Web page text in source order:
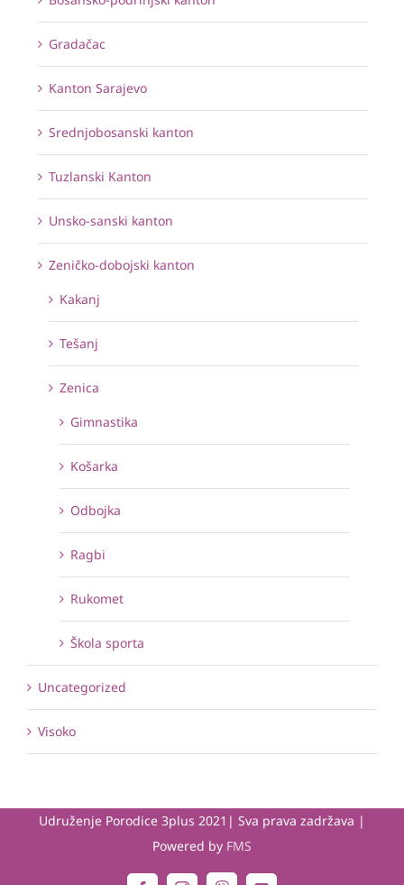
Gradačac
Kanton Sarajevo
Srednjobosanski kanton
Tuzlanski Kanton
Unsko-sanski kanton
Zeničko-dobojski kanton
Kakanj
Tešanj
Zenica
Gimnastika
Košarka
Odbojka
Ragbi
Rukomet
Škola sporta
Uncategorized
Visoko
Udruženje Porodice 3plus 2021| Sva prava zadržava |
Powered by FMS